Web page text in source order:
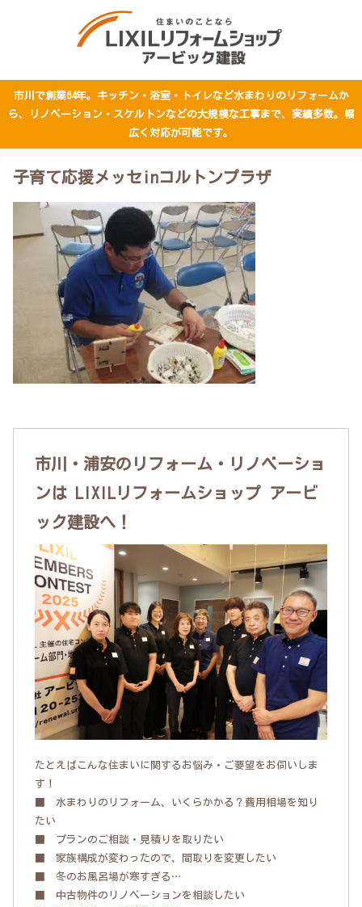
市川で創業64年。キッチン・浴室・トイレなど水まわりのリフォームか
ら、リノベーション・スケルトンなどの大規模な工事まで、実績多数。幅
広く対応が可能です。
子育て応援メッセinコルトンプラザ
市川・浦安のリフォーム・リノベーショ
ンは LIXILリフォームショップ アービ
ック建設へ！
たとえばこんな住まいに関するお悩み・ご要望をお伺いしま
す！
■ 水まわりのリフォーム、いくらかかる？費用相場を知り
たい
■ プランのご相談・見積りを取りたい
■ 家族構成が変わったので、間取りを変更したい
■ 冬のお風呂場が寒すぎる…
■ 中古物件のリノベーションを相談したい